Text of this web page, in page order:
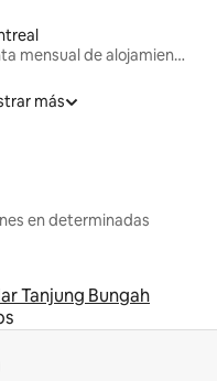
Renta mensual de alojamientos
más
en determinadas
Tanjung Bungah